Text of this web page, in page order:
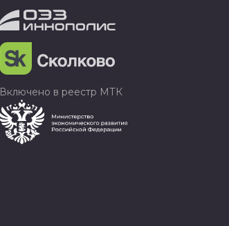
Включено в реестр МТК